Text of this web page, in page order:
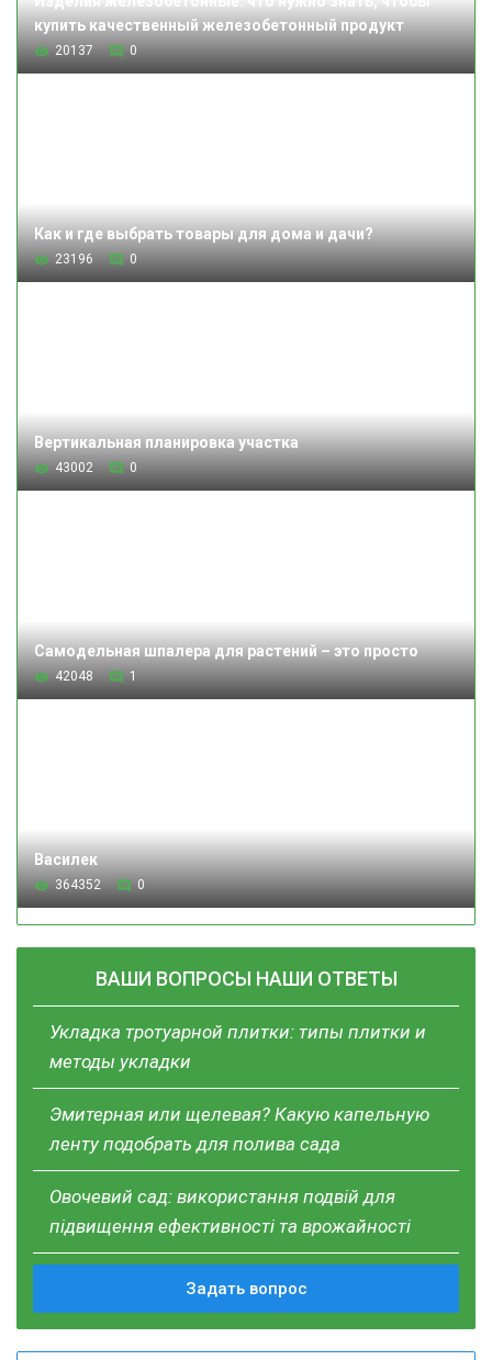
купить качественный железобетонный продукт
20137 0
Как и где выбрать товары для дома и дачи?
23196 0
Вертикальная планировка участка
43002 0
Самодельная шпалера для растений – это просто
42048 1
Василек
364352 0
ВАШИ ВОПРОСЫ НАШИ ОТВЕТЫ
Укладка тротуарной плитки: типы плитки и
методы укладки
Эмитерная или щелевая? Какую капельную
ленту подобрать для полива сада
Овочевий сад: використання подвій для
підвищення ефективності та врожайності
Задать вопрос